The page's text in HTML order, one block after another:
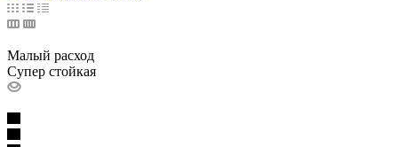
Малый расход
Супер стойкая